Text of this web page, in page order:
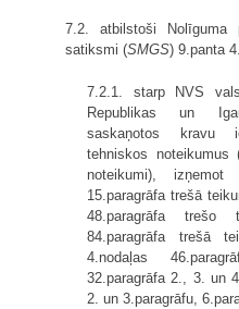
7.2. atbilstoši Nolīguma
satiksmi (SMGS) 9.panta
7.2.1. starp NVS
Republikas un
saskaņotos kravu
tehniskos noteikumus
noteikumi),
15.paragrāfa trešā
48.paragrāfa trešo
84.paragrāfa trešā
4.nodaļas
32.paragrāfa 2., 3. un
2. un 3.paragrāfu,